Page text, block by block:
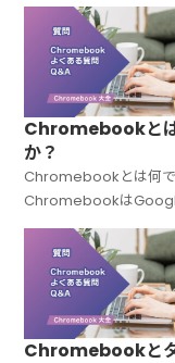
Chromebookと
か？
Chromebookとは何で
Chromebookは
した「Chrome OS（
OS）」を搭載したノ
ンの総称です。
Macでもない
Chromebookと